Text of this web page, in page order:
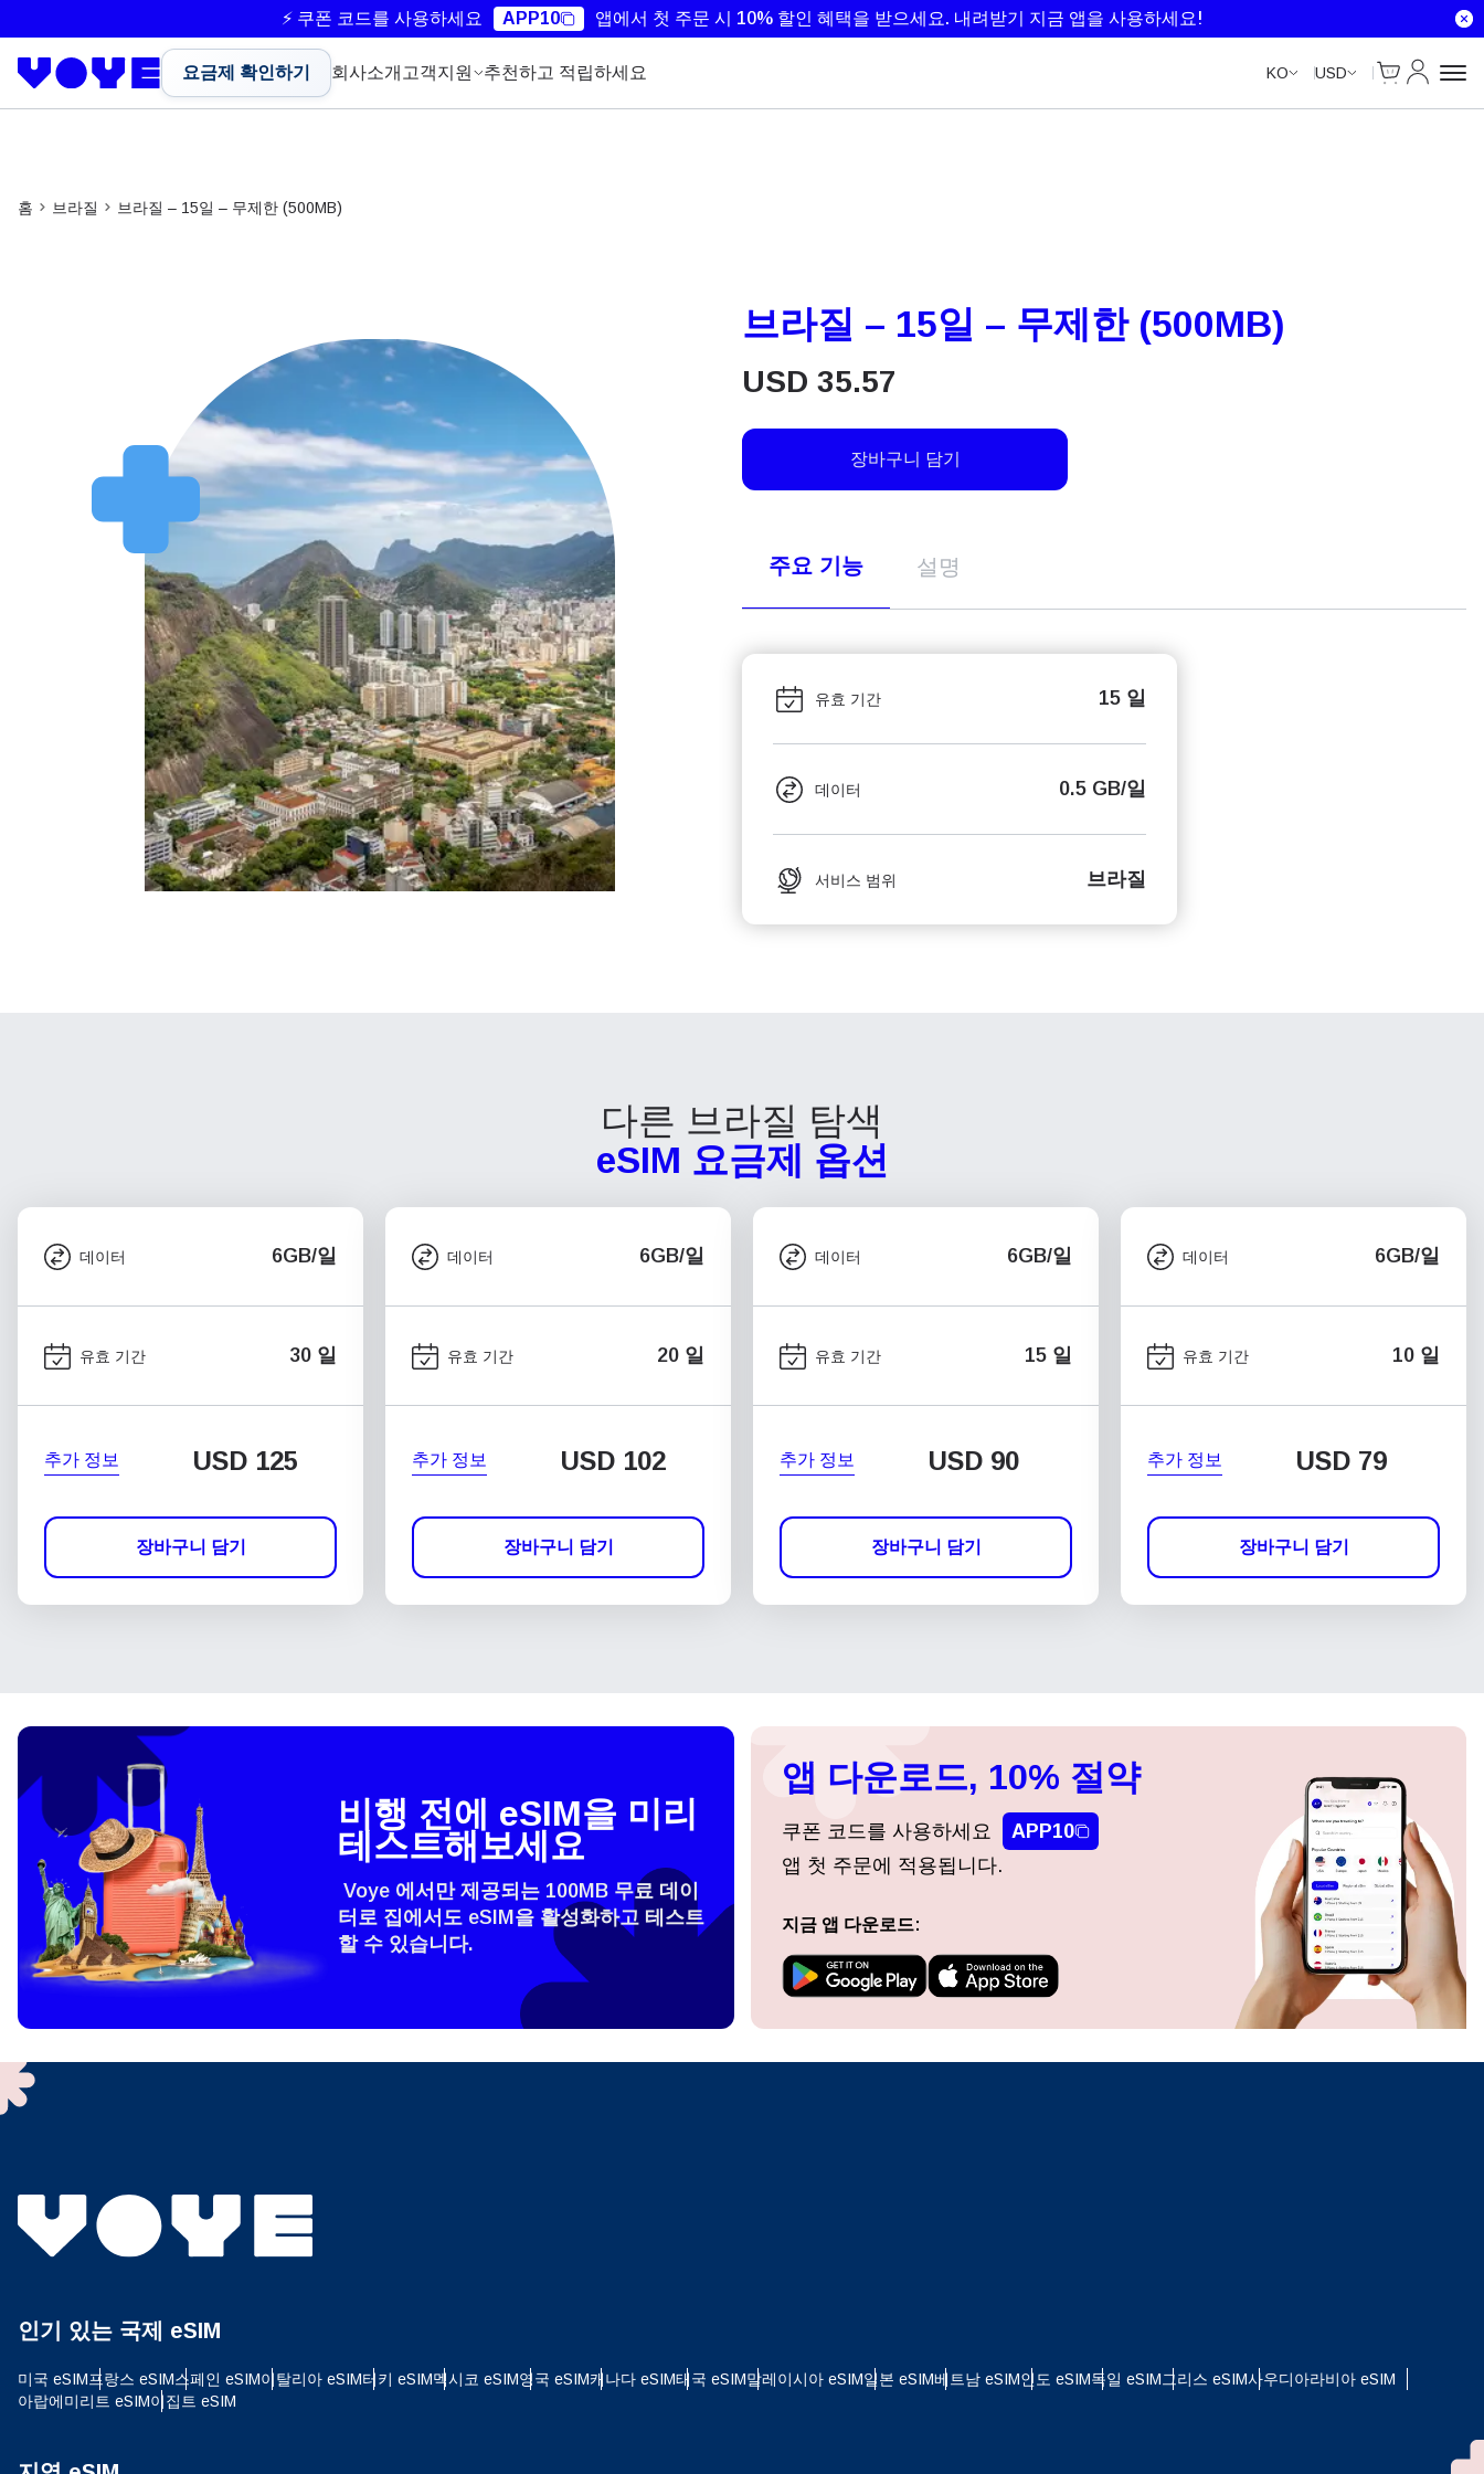
⚡ 쿠폰 코드를 사용하세요 APP10 앱에서 첫 주문 시 10% 할인 혜택을 받으세요. 내려받기 지금 앱을 사용하세요!
요금제 확인하기 회사소개 고객지원 추천하고 적립하세요 KO USD
Cart
내 계정
홈 브라질 브라질 – 15일 – 무제한 (500MB)
브라질 – 15일 – 무제한 (500MB)
USD 35.57
장바구니 담기
주요 기능 설명
유효 기간 15 일
데이터 0.5 GB/일
서비스 범위 브라질
다른 브라질 탐색
eSIM 요금제 옵션
데이터 6GB/일
유효 기간 30 일
추가 정보 USD 125
장바구니 담기
데이터 6GB/일
유효 기간 20 일
추가 정보 USD 102
장바구니 담기
데이터 6GB/일
유효 기간 15 일
추가 정보 USD 90
장바구니 담기
데이터 6GB/일
유효 기간 10 일
추가 정보 USD 79
장바구니 담기
How do I get my eSim?
To get your eSIM, start by checking if your device supports eSIM
They will provide you with a QR code or activation details that you can scan
비행 전에 eSIM을 미리
테스트해보세요
Voye 에서만 제공되는 100MB 무료 데이
터로 집에서도 eSIM을 활성화하고 테스트
할 수 있습니다.
앱 다운로드, 10% 절약
쿠폰 코드를 사용하세요
APP10
앱 첫 주문에 적용됩니다.
지금 앱 다운로드:
인기 있는 국제 eSIM
미국 eSIM프랑스 eSIM스페인 eSIM이탈리아 eSIM터키 eSIM멕시코 eSIM영국 eSIM캐나다 eSIM태국 eSIM말레이시아 eSIM일본 eSIM베트남 eSIM인도 eSIM독일 eSIM그리스 eSIM사우디아라비아 eSIM
아랍에미리트 eSIM이집트 eSIM
언어 선택: 로그인 또는 회원가입